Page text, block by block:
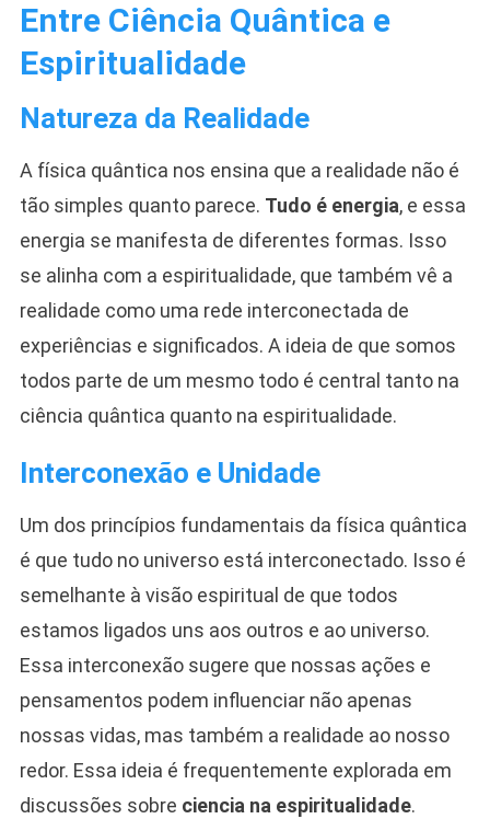
Entre Ciência Quântica e
Espiritualidade
Natureza da Realidade
A física quântica nos ensina que a realidade não é
tão simples quanto parece. Tudo é energia, e essa
energia se manifesta de diferentes formas. Isso
se alinha com a espiritualidade, que também vê a
realidade como uma rede interconectada de
experiências e significados. A ideia de que somos
todos parte de um mesmo todo é central tanto na
ciência quântica quanto na espiritualidade.
Interconexão e Unidade
Um dos princípios fundamentais da física quântica
é que tudo no universo está interconectado. Isso é
semelhante à visão espiritual de que todos
estamos ligados uns aos outros e ao universo.
Essa interconexão sugere que nossas ações e
pensamentos podem influenciar não apenas
nossas vidas, mas também a realidade ao nosso
redor. Essa ideia é frequentemente explorada em
discussões sobre ciencia na espiritualidade.